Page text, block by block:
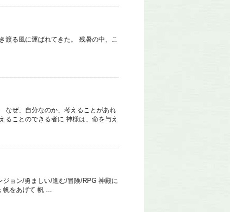
渡る風に運ばれてきた。 残暑の中、こ
なぜ、自分なのか、考えることがあれ
ることのできる者に 神様は、命を与え
ョン/勇ましい/進む/冒険/RPG 神殿に
帆をあげて 帆 ...